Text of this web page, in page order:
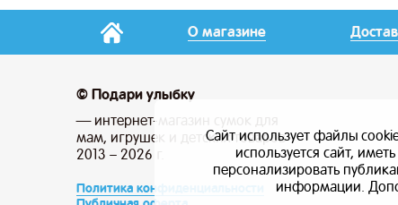
О магазине
© Подари улыбку
— интернет-магазин сумок для
мам, игрушек и детских товаров
2013 – 2026 г.
Политика конфиденциальности
Сайт использует файлы
используется сайт,
персонализировать
информации.